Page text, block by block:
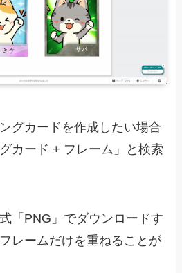
グカードを作成したい場合
カード + フレーム」と検索
「PNG」でダウンロードす
レームだけを重ねることが